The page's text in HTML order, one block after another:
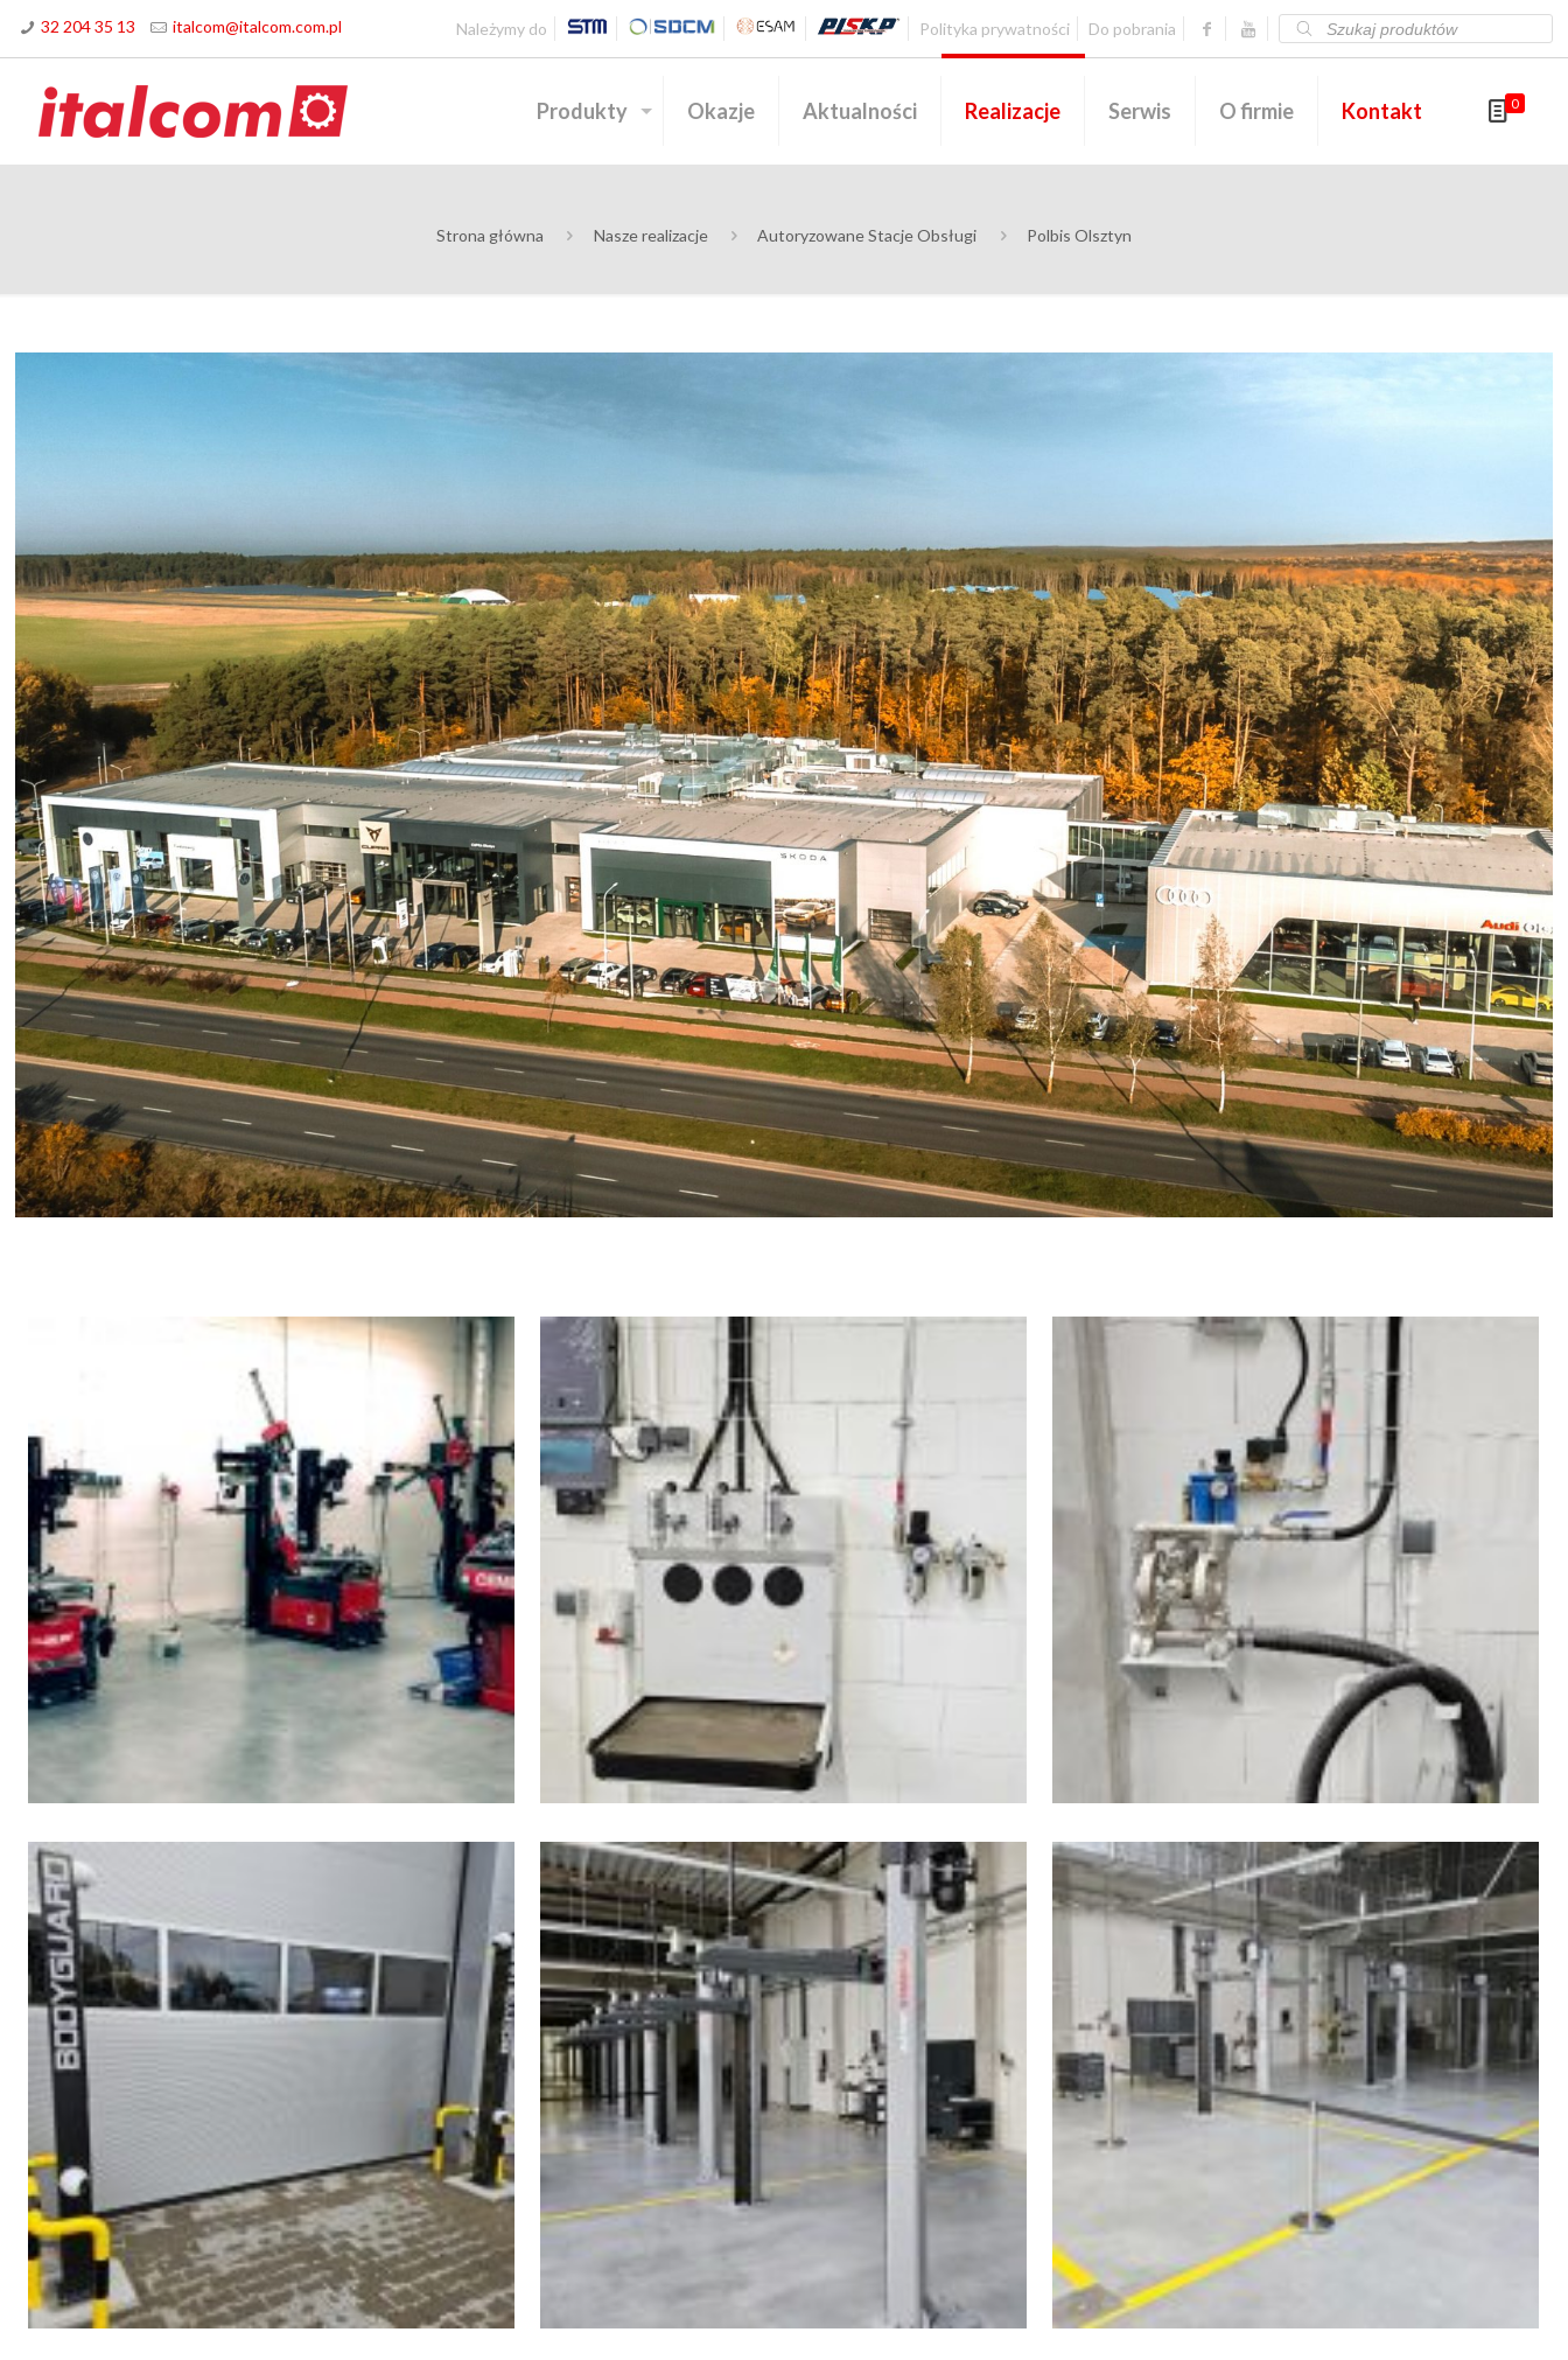
32 204 35 13 italcom@italcom.com.pl Należymy do Polityka prywatności Do pobrania
Wyszukiwarka
produktów
Produkty Okazje Aktualności Realizacje Serwis O firmie Kontakt 0
Strona główna Nasze realizacje Autoryzowane Stacje Obsługi Polbis Olsztyn